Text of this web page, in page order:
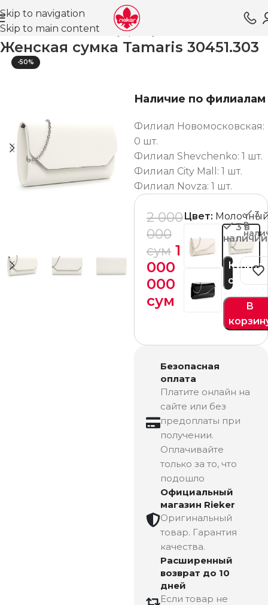
Skip to navigation
Skip to main content
Магазин Аксессуары
Женская сумка Tamaris 30451.303
-50%
Наличие по филиалам
Филиал Новомосковская:
0 шт.
Филиал Shevchenko: 1 шт.
Филиал City Mall: 1 шт.
Филиал Novza: 1 шт.
2 000
000
сум 1
000
000
сум
Цвет:
3 в
наличии
В
Купить
сейчас
3
в
Безопасная
оплата
Платите онлайн на
сайте или без
предоплаты при
получении.
Оплачивайте
только за то, что
подошло
Официальный
магазин Rieker
Оригинальный
товар. Гарантия
качества.
Расширенный
возврат до 10
дней
Если товар не